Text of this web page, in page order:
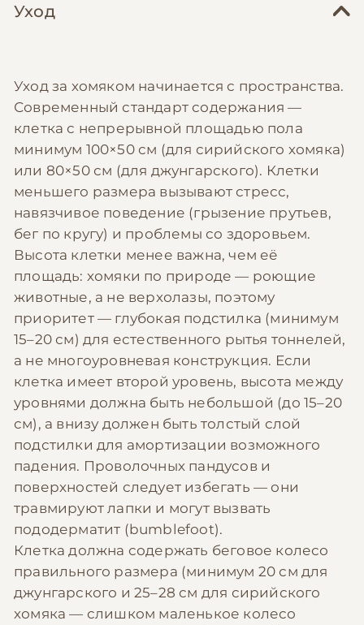
Уход
Уход за хомяком начинается с пространства.
Современный стандарт содержания —
клетка с непрерывной площадью пола
минимум 100×50 см (для сирийского хомяка)
или 80×50 см (для джунгарского). Клетки
меньшего размера вызывают стресс,
навязчивое поведение (грызение прутьев,
бег по кругу) и проблемы со здоровьем.
Высота клетки менее важна, чем её
площадь: хомяки по природе — роющие
животные, а не верхолазы, поэтому
приоритет — глубокая подстилка (минимум
15–20 см) для естественного рытья тоннелей,
а не многоуровневая конструкция. Если
клетка имеет второй уровень, высота между
уровнями должна быть небольшой (до 15–20
см), а внизу должен быть толстый слой
подстилки для амортизации возможного
падения. Проволочных пандусов и
поверхностей следует избегать — они
травмируют лапки и могут вызвать
пододерматит (bumblefoot).
Клетка должна содержать беговое колесо
правильного размера (минимум 20 см для
джунгарского и 25–28 см для сирийского
хомяка — слишком маленькое колесо